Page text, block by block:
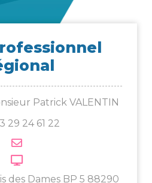
Patrick VALENTIN
29 24 61 22
des Dames BP 5 88290